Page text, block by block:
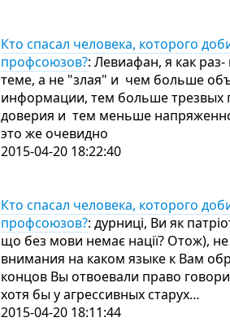
Кто спасал человека, которого
профсоюзов?: Левиафан, я как
теме, а не "злая" и чем больше
информации, тем больше трезвых
доверия и тем меньше
это же очевидно
2015-04-20 18:22:40
Кто спасал человека, которого
профсоюзов?: дурниці, Ви як
що без мови немає нації? Отож),
внимания на каком языке к Вам
концов Вы отвоевали право
хотя бы у агрессивных старух…
2015-04-20 18:11:44